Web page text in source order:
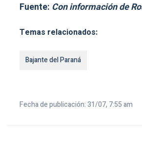
Fuente: Con información de
Temas relacionados:
Bajante del Paraná
Fecha de publicación: 31/07, 7:55 am